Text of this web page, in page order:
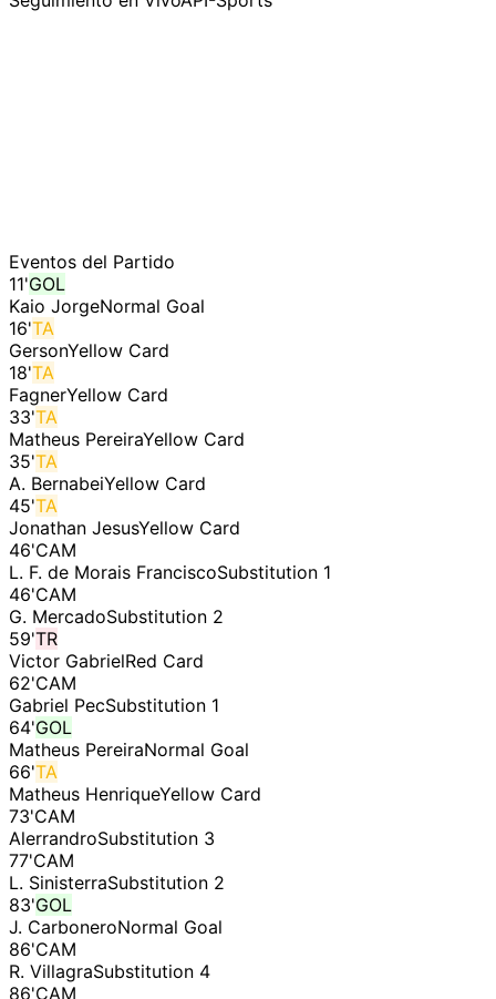
Eventos del Partido
11'GOL
Kaio JorgeNormal Goal
16'TA
GersonYellow Card
18'TA
FagnerYellow Card
33'TA
Matheus PereiraYellow Card
35'TA
A. BernabeiYellow Card
45'TA
Jonathan JesusYellow Card
46'CAM
L. F. de Morais FranciscoSubstitution 1
46'CAM
G. MercadoSubstitution 2
59'TR
Victor GabrielRed Card
62'CAM
Gabriel PecSubstitution 1
64'GOL
Matheus PereiraNormal Goal
66'TA
Matheus HenriqueYellow Card
73'CAM
AlerrandroSubstitution 3
77'CAM
L. SinisterraSubstitution 2
83'GOL
J. CarboneroNormal Goal
86'CAM
R. VillagraSubstitution 4
86'CAM